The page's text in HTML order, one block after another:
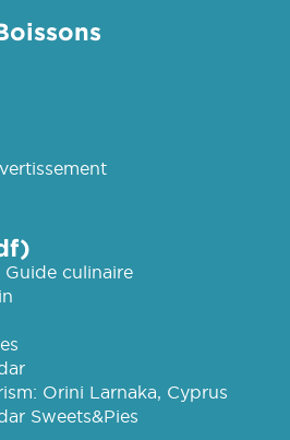
Guide culinaire
Orini Larnaka, Cyprus
Sweets&Pies